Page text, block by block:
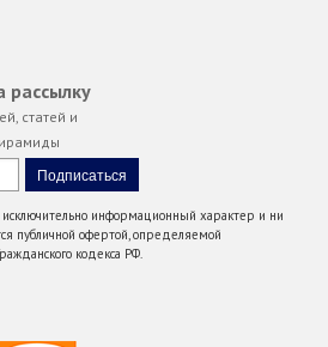
рассылку
статей и
информационный характер и ни
публичной офертой, определяемой
кодекса РФ.